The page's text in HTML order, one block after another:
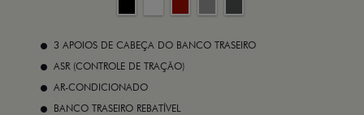
3 APOIOS DE CABEÇA DO BANCO TRASEIRO
ASR (CONTROLE DE TRAÇÃO)
AR-CONDICIONADO
BANCO TRASEIRO REBATÍVEL